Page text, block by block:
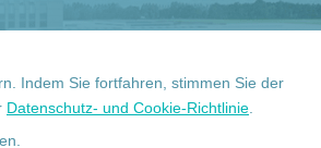
Indem Sie fortfahren, stimmen Sie der
Datenschutz- und Cookie-Richtlinie